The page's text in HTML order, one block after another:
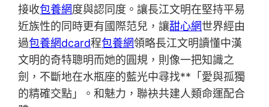
接收包養網度與認同度。讓長江文明在堅持平易
近族性的同時更有國際范兒，讓甜心網世界經由
過包養網dcard程包養網領略長江文明讀懂中漢
文明的奇特聰明而她的圓規，則像一把知識之
劍，不斷地在水瓶座的藍光中尋找**「愛與孤獨
的精確交點」。和魅力，聯袂共建人類命運配合